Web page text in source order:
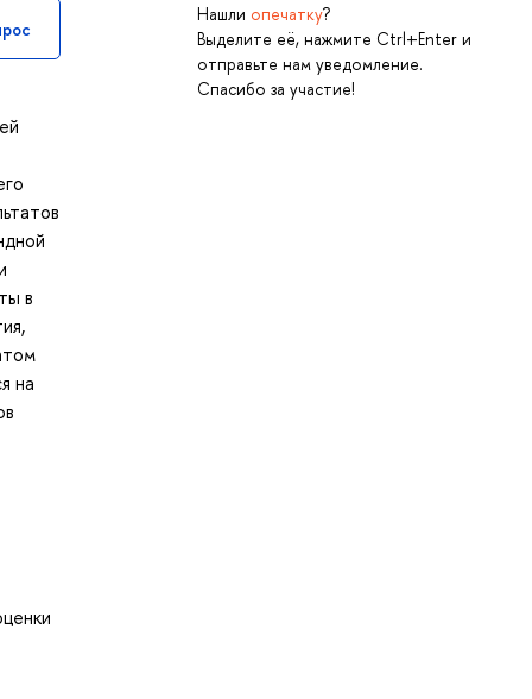
Нашли опечатку?
Выделите её, нажмите Ctrl+Enter и
отправьте нам уведомление.
Спасибо за участие!
в
на